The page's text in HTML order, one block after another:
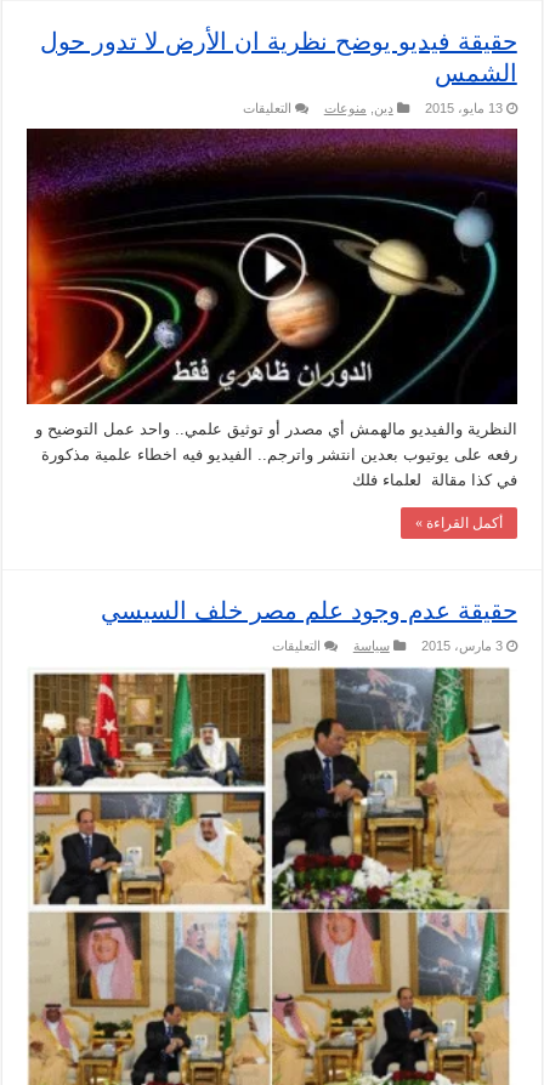
حقيقة فيديو يوضح نظرية ان الأرض لا تدور حول
الشمس
13 مايو، 2015 دين منوعات التعليقات
فيديو
يوضح
نظرية
الأرض
لا
حول
الشمس
مغلقة
النظرية والفيديو مالهمش أي مصدر أو توثيق علمي.. واحد عمل التوضيح و
رفعه على يوتيوب بعدين انتشر واترجم.. الفيديو فيه اخطاء علمية مذكورة
في كذا مقالة لعلماء فلك
أكمل القراءة »
حقيقة عدم وجود علم مصر خلف السيسي
3 مارس، 2015 سياسة التعليقات
عدم
مصر
خلف
السيسي
مغلقة